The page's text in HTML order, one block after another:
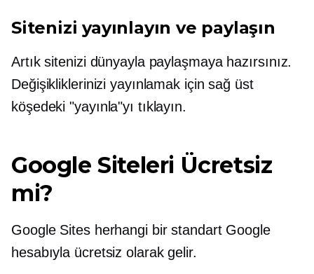
Sitenizi yayınlayın ve paylaşın
Artık sitenizi dünyayla paylaşmaya hazırsınız.
Değişikliklerinizi yayınlamak için sağ üst
köşedeki "yayınla"yı tıklayın.
Google Siteleri Ücretsiz
mi?
Google Sites herhangi bir standart Google
hesabıyla ücretsiz olarak gelir.